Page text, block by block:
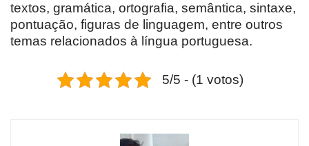
textos, gramática, ortografia, semântica, sintaxe,
pontuação, figuras de linguagem, entre outros
temas relacionados à língua portuguesa.
5/5 - (1 votos)